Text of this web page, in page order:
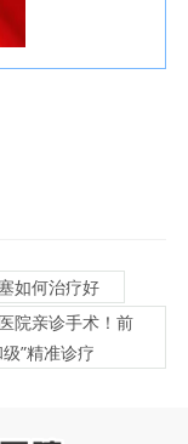
如何治疗好
院亲诊手术！前
”精准诊疗